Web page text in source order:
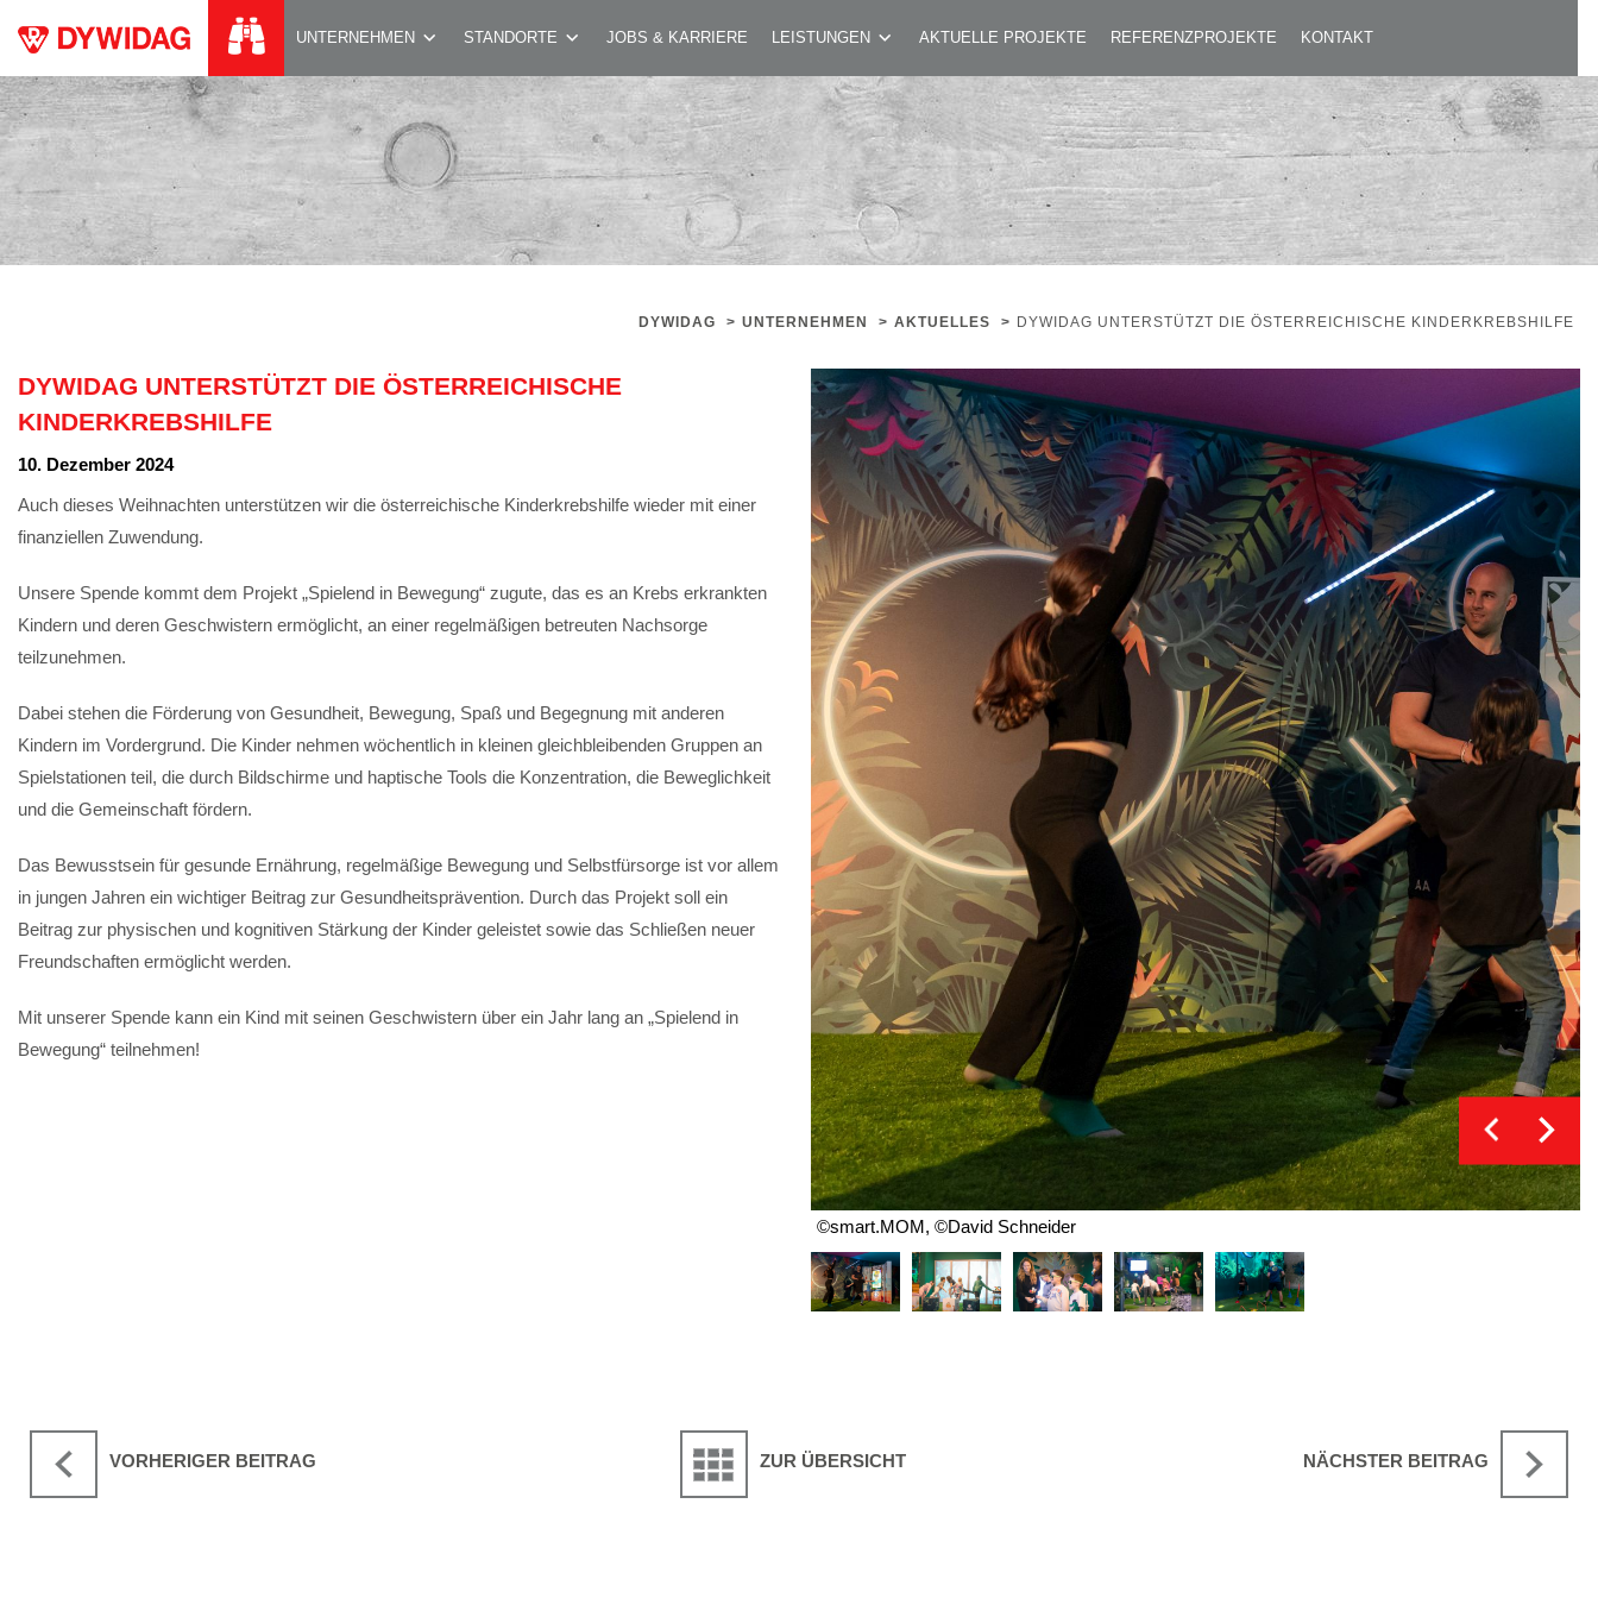
UNTERNEHMEN STANDORTE JOBS & KARRIERE LEISTUNGEN AKTUELLE PROJEKTE REFERENZPROJEKTE KONTAKT
DYWIDAG UNTERSTÜTZT DIE ÖSTERREICHISCHE KINDERKREBSHILFE
DYWIDAG > UNTERNEHMEN > AKTUELLES > DYWIDAG UNTERSTÜTZT DIE ÖSTERREICHISCHE KINDERKREBSHILFE
DYWIDAG UNTERSTÜTZT DIE ÖSTERREICHISCHE
KINDERKREBSHILFE
10. Dezember 2024
Auch dieses Weihnachten unterstützen wir die österreichische Kinderkrebshilfe wieder mit einer
finanziellen Zuwendung.
Unsere Spende kommt dem Projekt „Spielend in Bewegung“ zugute, das es an Krebs erkrankten
Kindern und deren Geschwistern ermöglicht, an einer regelmäßigen betreuten Nachsorge
teilzunehmen.
Dabei stehen die Förderung von Gesundheit, Bewegung, Spaß und Begegnung mit anderen
Kindern im Vordergrund. Die Kinder nehmen wöchentlich in kleinen gleichbleibenden Gruppen an
Spielstationen teil, die durch Bildschirme und haptische Tools die Konzentration, die Beweglichkeit
und die Gemeinschaft fördern.
Das Bewusstsein für gesunde Ernährung, regelmäßige Bewegung und Selbstfürsorge ist vor allem
in jungen Jahren ein wichtiger Beitrag zur Gesundheitsprävention. Durch das Projekt soll ein
Beitrag zur physischen und kognitiven Stärkung der Kinder geleistet sowie das Schließen neuer
Freundschaften ermöglicht werden.
Mit unserer Spende kann ein Kind mit seinen Geschwistern über ein Jahr lang an „Spielend in
Bewegung“ teilnehmen!
©smart.MOM, ©David Schneider
VORHERIGER BEITRAG ZUR ÜBERSICHT NÄCHSTER BEITRAG